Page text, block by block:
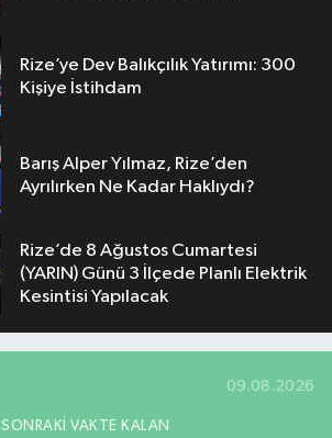
Rize’ye Dev Balıkçılık Yatırımı: 300
Kişiye İstihdam
Barış Alper Yılmaz, Rize’den
Ayrılırken Ne Kadar Haklıydı?
Rize’de 8 Ağustos Cumartesi
(YARIN) Günü 3 İlçede Planlı Elektrik
Kesintisi Yapılacak
09.08.2026
SONRAKI VAKTE KALAN